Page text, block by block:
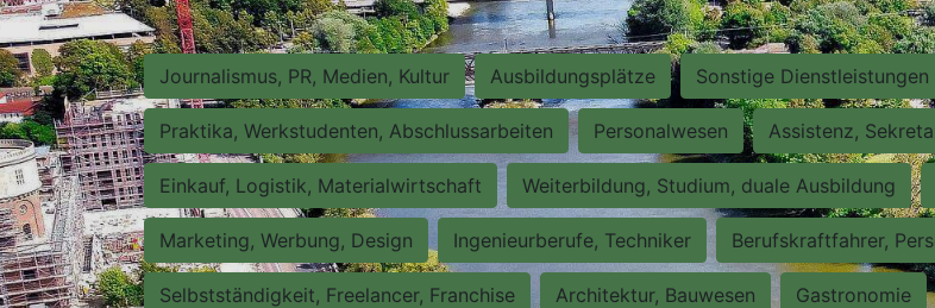
Journalismus, PR, Medien, Kultur Ausbildungsplätze Sonstige Dienstleistungen
Praktika, Werkstudenten, Abschlussarbeiten Personalwesen Assistenz,
Einkauf, Logistik, Materialwirtschaft Weiterbildung, Studium, duale Ausbildung
Marketing, Werbung, Design Ingenieurberufe, Techniker Berufskraftfahrer,
Selbstständigkeit, Freelancer, Franchise Architektur, Bauwesen Gastronomie